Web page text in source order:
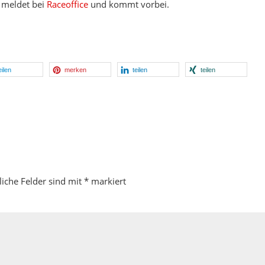
bei Raceofficeund kommt vorbei.
merken teilen teilen
Felder sind mit *markiert